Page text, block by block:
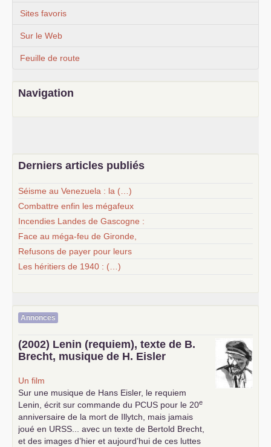
Sites favoris
Sur le Web
Feuille de route
Navigation
Derniers articles publiés
Séisme au Venezuela : la (…)
Combattre enfin les mégafeux
Incendies Landes de Gascogne :
Face au méga-feu de Gironde,
Refusons de payer pour leurs
Les héritiers de 1940 : (…)
Annonces
(2002) Lenin (requiem), texte de B.
Brecht, musique de H. Eisler
Un film
Sur une musique de Hans Eisler, le requiem
Lenin, écrit sur commande du PCUS pour le 20e
anniversaire de la mort de Illytch, mais jamais
joué en URSS ... avec un texte de Bertold Brecht,
et des images d’hier et aujourd’hui de ces luttes